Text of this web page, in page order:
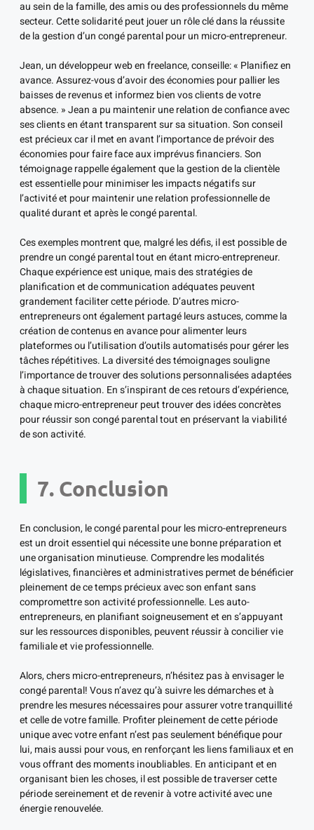
au sein de la famille, des amis ou des professionnels du même
secteur. Cette solidarité peut jouer un rôle clé dans la réussite
de la gestion d’un congé parental pour un micro-entrepreneur.
Jean, un développeur web en freelance, conseille: « Planifiez en
avance. Assurez-vous d’avoir des économies pour pallier les
baisses de revenus et informez bien vos clients de votre
absence. » Jean a pu maintenir une relation de confiance avec
ses clients en étant transparent sur sa situation. Son conseil
est précieux car il met en avant l’importance de prévoir des
économies pour faire face aux imprévus financiers. Son
témoignage rappelle également que la gestion de la clientèle
est essentielle pour minimiser les impacts négatifs sur
l’activité et pour maintenir une relation professionnelle de
qualité durant et après le congé parental.
Ces exemples montrent que, malgré les défis, il est possible de
prendre un congé parental tout en étant micro-entrepreneur.
Chaque expérience est unique, mais des stratégies de
planification et de communication adéquates peuvent
grandement faciliter cette période. D’autres micro-
entrepreneurs ont également partagé leurs astuces, comme la
création de contenus en avance pour alimenter leurs
plateformes ou l’utilisation d’outils automatisés pour gérer les
tâches répétitives. La diversité des témoignages souligne
l’importance de trouver des solutions personnalisées adaptées
à chaque situation. En s’inspirant de ces retours d’expérience,
chaque micro-entrepreneur peut trouver des idées concrètes
pour réussir son congé parental tout en préservant la viabilité
de son activité.
7. Conclusion
En conclusion, le congé parental pour les micro-entrepreneurs
est un droit essentiel qui nécessite une bonne préparation et
une organisation minutieuse. Comprendre les modalités
législatives, financières et administratives permet de bénéficier
pleinement de ce temps précieux avec son enfant sans
compromettre son activité professionnelle. Les auto-
entrepreneurs, en planifiant soigneusement et en s’appuyant
sur les ressources disponibles, peuvent réussir à concilier vie
familiale et vie professionnelle.
Alors, chers micro-entrepreneurs, n’hésitez pas à envisager le
congé parental! Vous n’avez qu’à suivre les démarches et à
prendre les mesures nécessaires pour assurer votre tranquillité
et celle de votre famille. Profiter pleinement de cette période
unique avec votre enfant n’est pas seulement bénéfique pour
lui, mais aussi pour vous, en renforçant les liens familiaux et en
vous offrant des moments inoubliables. En anticipant et en
organisant bien les choses, il est possible de traverser cette
période sereinement et de revenir à votre activité avec une
énergie renouvelée.